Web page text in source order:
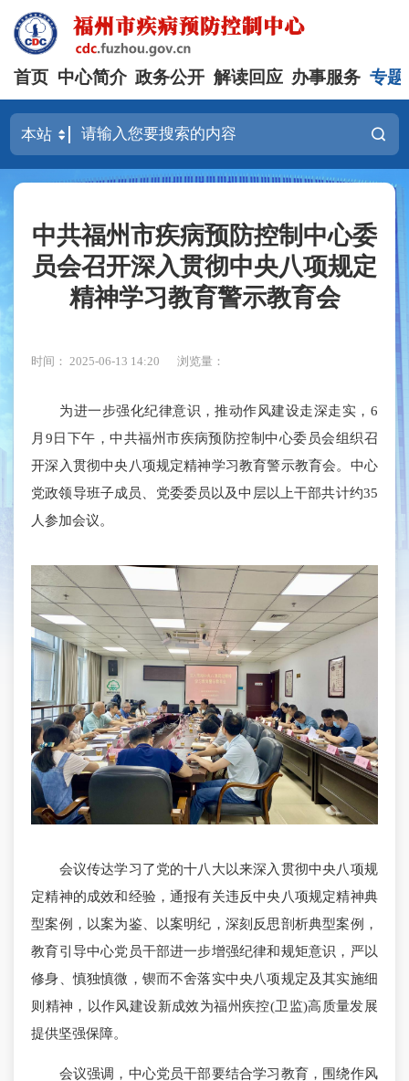
首页 中心简介 政务公开 解读回应 办事服务 专题
中共福州市疾病预防控制中心委
员会召开深入贯彻中央八项规定
精神学习教育警示教育会
时间： 2025-06-13 14:20 浏览量：
为进一步强化纪律意识，推动作风建设走深走实，6
月9日下午，中共福州市疾病预防控制中心委员会组织召
开深入贯彻中央八项规定精神学习教育警示教育会。中心
党政领导班子成员、党委委员以及中层以上干部共计约35
人参加会议。
会议传达学习了党的十八大以来深入贯彻中央八项规
定精神的成效和经验，通报有关违反中央八项规定精神典
型案例，以案为鉴、以案明纪，深刻反思剖析典型案例，
教育引导中心党员干部进一步增强纪律和规矩意识，严以
修身、慎独慎微，锲而不舍落实中央八项规定及其实施细
则精神，以作风建设新成效为福州疾控(卫监)高质量发展
提供坚强保障。
会议强调，中心党员干部要结合学习教育，围绕作风